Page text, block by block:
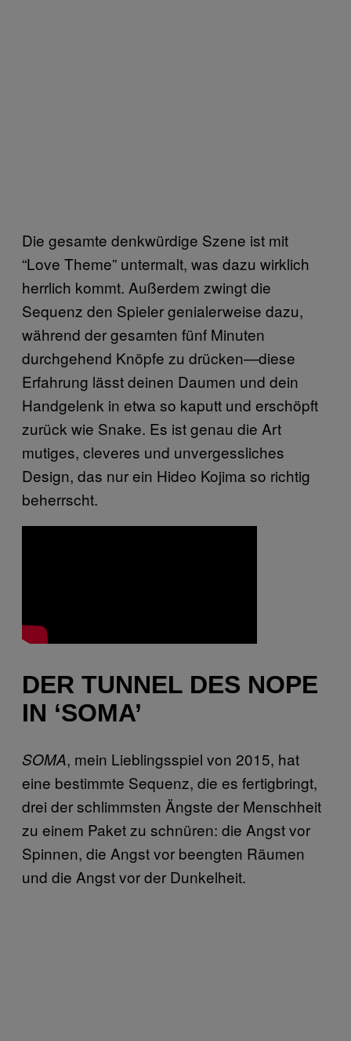
Die gesamte denkwürdige Szene ist mit
“Love Theme” untermalt, was dazu wirklich
herrlich kommt. Außerdem zwingt die
Sequenz den Spieler genialerweise dazu,
während der gesamten fünf Minuten
durchgehend Knöpfe zu drücken—diese
Erfahrung lässt deinen Daumen und dein
Handgelenk in etwa so kaputt und erschöpft
zurück wie Snake. Es ist genau die Art
mutiges, cleveres und unvergessliches
Design, das nur ein Hideo Kojima so richtig
beherrscht.
DER TUNNEL DES NOPE
IN ‘SOMA’
SOMA, mein Lieblingsspiel von 2015, hat
eine bestimmte Sequenz, die es fertigbringt,
drei der schlimmsten Ängste der Menschheit
zu einem Paket zu schnüren: die Angst vor
Spinnen, die Angst vor beengten Räumen
und die Angst vor der Dunkelheit.